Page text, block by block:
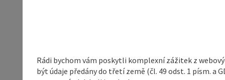
Rádi bychom vám poskytli komplexní zážitek z
být údaje předány do třetí země (čl. 49 odst. 1 písm.